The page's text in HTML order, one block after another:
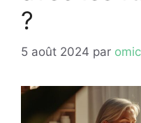
?
5 août 2024 par